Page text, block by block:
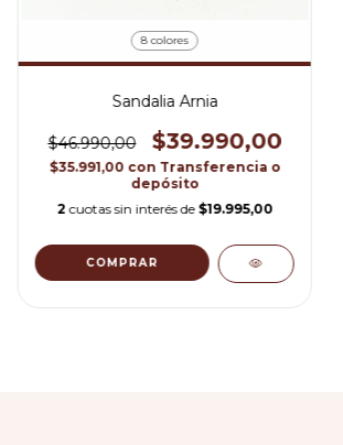
8 colores
Sandalia Arnia
$46.990,00 $39.990,00
$35.991,00 con Transferencia o
depósito
2 cuotas sin interés de $19.995,00
COMPRAR